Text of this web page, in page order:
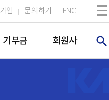
입 문의하기 ENG
기부금 회원사 search